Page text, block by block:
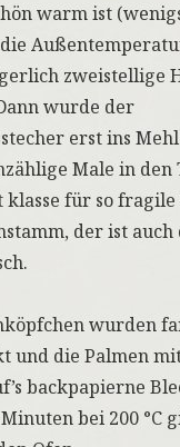
warm ist
zweistellige
wurde der
erst ins
Male in den
klasse für so
der ist auch
wurden
und die Palmen
backpapierne
bei 200 °C